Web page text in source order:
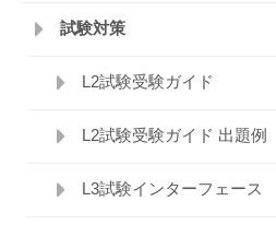
試験対策
L2試験受験ガイド
L2試験受験ガイド 出題例
L3試験インターフェース